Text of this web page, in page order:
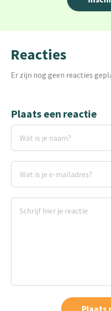
Reacties
Er zijn nog geen reacties
Plaats een reactie